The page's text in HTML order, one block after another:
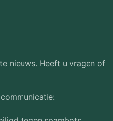
nieuws. Heeft u vragen of